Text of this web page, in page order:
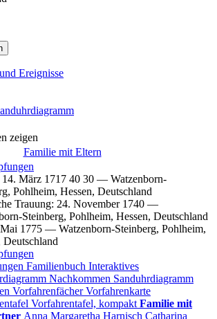
Ereignisse
zeigen
Familie mit Eltern
14. März 1717 40 30 — Watzenborn-
Pohlheim, Hessen, Deutschland
Trauung: 24. November 1740 —
Steinberg, Pohlheim, Hessen, Deutschland
1775 — Watzenborn-Steinberg, Pohlheim,
Deutschland
Familienbuch Interaktives
Nachkommen Sanduhrdiagramm
VorfahrenfächerVorfahrenkarte
Vorfahrentafel, kompakt Familie mit
Anna Margaretha Harnisch Catharina